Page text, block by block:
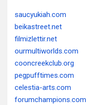
saucyukiah.com
beikastreet.net
filmizlettir.net
ourmultiworlds.com
cooncreekclub.org
pegpufftimes.com
celestia-arts.com
forumchampions.com